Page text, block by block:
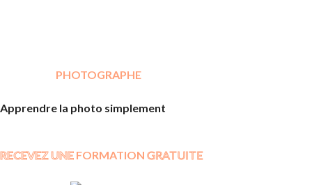
PHOTOGRAPHE
Apprendre la photo simplement
RECEVEZ UNE FORMATION GRATUITE